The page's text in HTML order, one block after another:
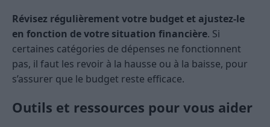
Révisez régulièrement votre budget et ajustez-le
en fonction de votre situation financière. Si
certaines catégories de dépenses ne fonctionnent
pas, il faut les revoir à la hausse ou à la baisse, pour
s’assurer que le budget reste efficace.
Outils et ressources pour vous aider